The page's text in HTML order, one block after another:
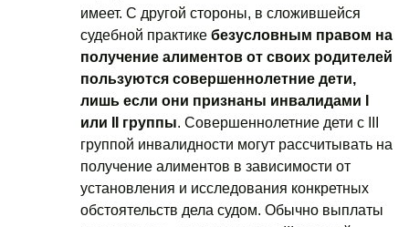
имеет. С другой стороны, в сложившейся
судебной практике безусловным правом на
получение алиментов от своих родителей
пользуются совершеннолетние дети,
лишь если они признаны инвалидами I
или II группы. Совершеннолетние дети с III
группой инвалидности могут рассчитывать на
получение алиментов в зависимости от
установления и исследования конкретных
обстоятельств дела судом. Обычно выплаты